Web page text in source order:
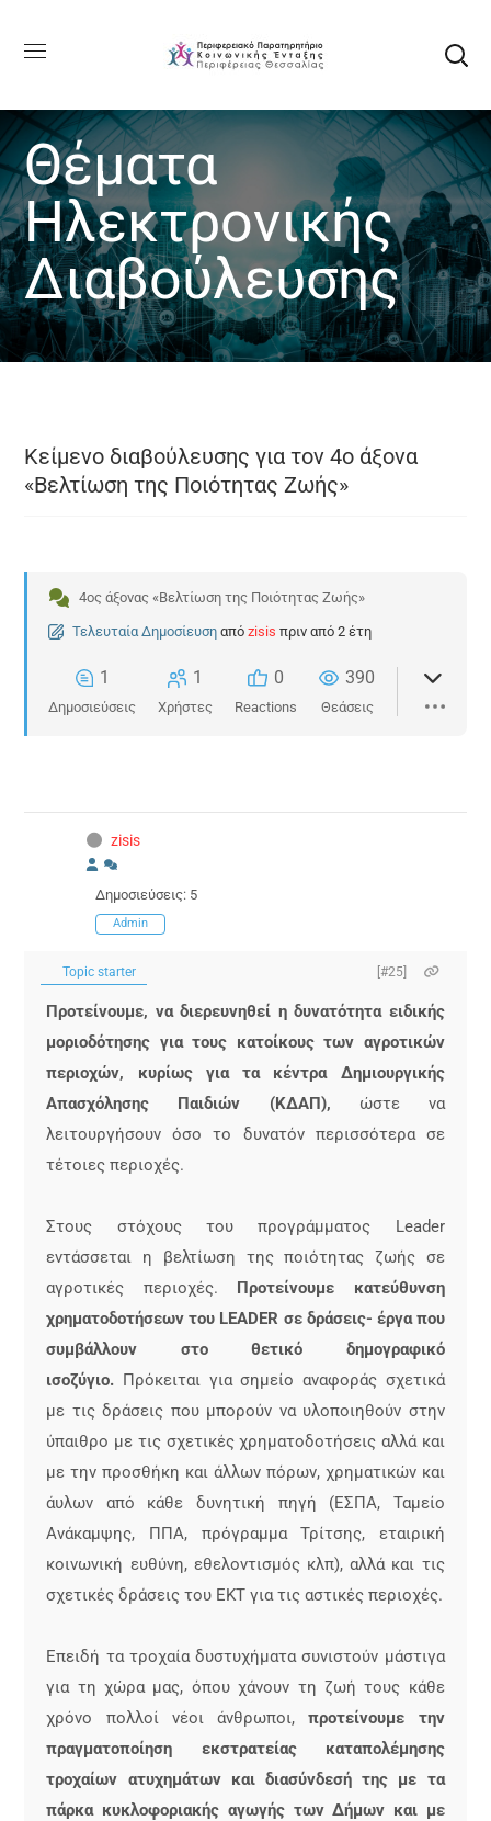
Θέματα
Ηλεκτρονικής
Διαβούλευσης
Κείμενο διαβούλευσης για τον 4ο άξονα
«Βελτίωση της Ποιότητας Ζωής»
4ος άξονας «Βελτίωση της Ποιότητας Ζωής»
Τελευταία Δημοσίευση από zisis πριν από 2 έτη
1
Δημοσιεύσεις
1
Χρήστες
0
Reactions
390
Θεάσεις
zisis
Δημοσιεύσεις: 5
Admin
Topic starter [#25]
Προτείνουμε, να διερευνηθεί η δυνατότητα ειδικής
μοριοδότησης για τους κατοίκους των αγροτικών
περιοχών, κυρίως για τα κέντρα Δημιουργικής
Απασχόλησης Παιδιών (ΚΔΑΠ),
ώστε να
λειτουργήσουν όσο το δυνατόν περισσότερα σε
τέτοιες περιοχές.
Στους στόχους του προγράμματος Leader
εντάσσεται η βελτίωση της ποιότητας ζωής σε
αγροτικές περιοχές.
Προτείνουμε κατεύθυνση
χρηματοδοτήσεων του LEADER σε δράσεις- έργα που
συμβάλλουν στο θετικό δημογραφικό
ισοζύγιο. Πρόκειται για σημείο αναφοράς σχετικά
με τις δράσεις που μπορούν να υλοποιηθούν στην
ύπαιθρο με τις σχετικές χρηματοδοτήσεις αλλά και
με την προσθήκη και άλλων πόρων, χρηματικών και
άυλων από κάθε δυνητική πηγή (ΕΣΠΑ, Ταμείο
Ανάκαμψης, ΠΠΑ, πρόγραμμα Τρίτσης, εταιρική
κοινωνική ευθύνη, εθελοντισμός κλπ), αλλά και τις
σχετικές δράσεις του ΕΚΤ για τις αστικές περιοχές.
Επειδή τα τροχαία δυστυχήματα συνιστούν μάστιγα
για τη χώρα μας, όπου χάνουν τη ζωή τους κάθε
χρόνο πολλοί νέοι άνθρωποι,
προτείνουμε την
πραγματοποίηση εκστρατείας καταπολέμησης
τροχαίων ατυχημάτων και διασύνδεσή της με τα
πάρκα κυκλοφοριακής αγωγής των Δήμων και με